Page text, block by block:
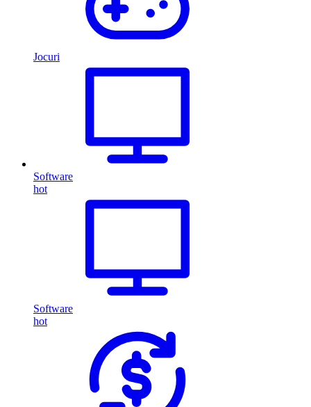
Jocuri
Software
hot
Software
hot